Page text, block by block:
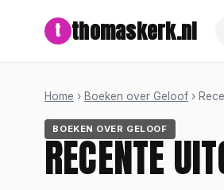
t thomaskerk.nl
Home › Boeken over Geloof ›
BOEKEN OVER GELOOF
RECENTE